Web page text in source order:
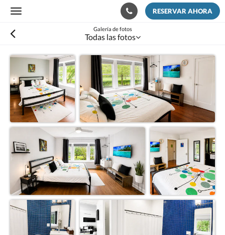
Toggle
RESERVAR AHORA
Galería de fotos
Todas las fotos